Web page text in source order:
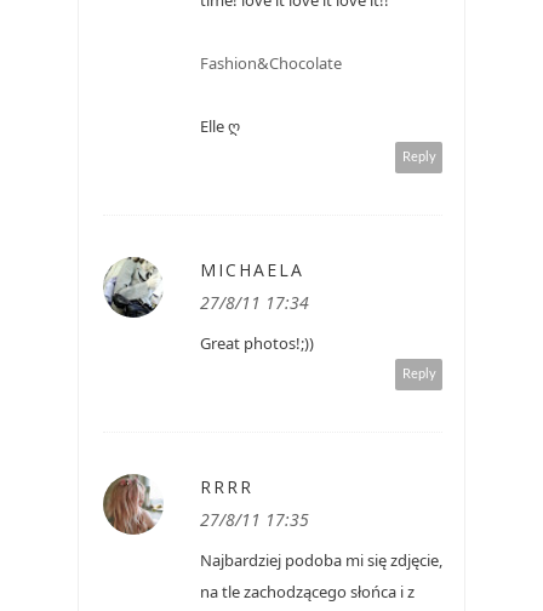
Fashion&Chocolate
Elle ღ
Reply
MICHAELA
27/8/11 17:34
Great photos!;))
Reply
RRRR
27/8/11 17:35
Najbardziej podoba mi się zdjęcie,
na tle zachodzącego słońca i z